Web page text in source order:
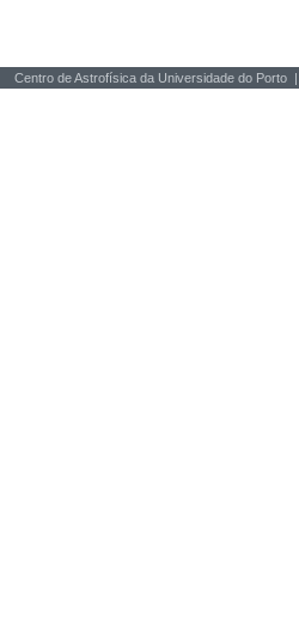
Centro de Astrofísica da Universidade do Porto |